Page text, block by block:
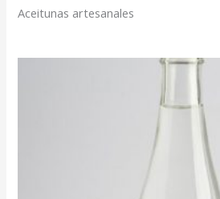
Aceitunas artesanales